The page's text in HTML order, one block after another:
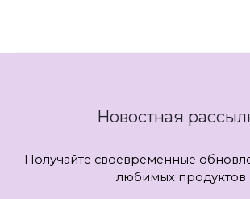
Новостная
Получайте своевременные
любимых продуктов